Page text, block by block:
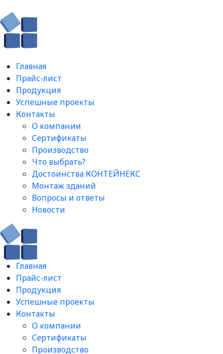
Главная
Прайс-лист
Продукция
Успешные проекты
Контакты
О компании
Сертификаты
Производство
Что выбрать?
Достоинства КОНТЕЙНЕКС
Монтаж зданий
Вопросы и ответы​
Новости
Главная
Прайс-лист
Продукция
Успешные проекты
Контакты
О компании
Сертификаты
Производство